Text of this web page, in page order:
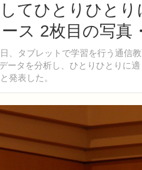
てひとりひと
ス 2枚目の写真
、タブレットで学習を行う通信
ータを分析し、ひとりひとりに
発表した。